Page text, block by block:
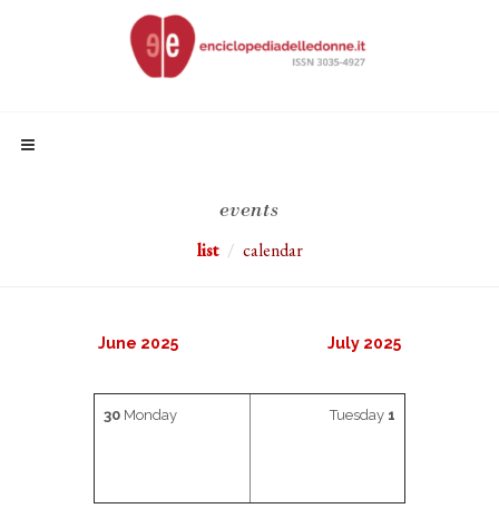
events
list calendar
June 2025 July 2025
30 Monday Tuesday 1